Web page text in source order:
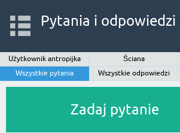
Pytania i odpowiedzi
Użytkownik antropijka Ściana
Wszystkie pytania
Wszystkie odpowiedzi
Zadaj pytanie